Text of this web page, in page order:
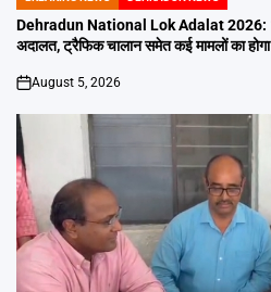
POSTED
IN
Dehradun National Lok Adalat 2026: 12
अदालत, ट्रैफिक चालान समेत कई मामलों का
on
August 5, 2026